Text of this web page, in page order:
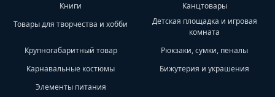
Книги
Канцтовары
Товары для творчества и хобби
Детская площадка и игровая
комната
Крупногабаритный товар
Рюкзаки, сумки, пеналы
Карнавальные костюмы
Бижутерия и украшения
Элементы питания